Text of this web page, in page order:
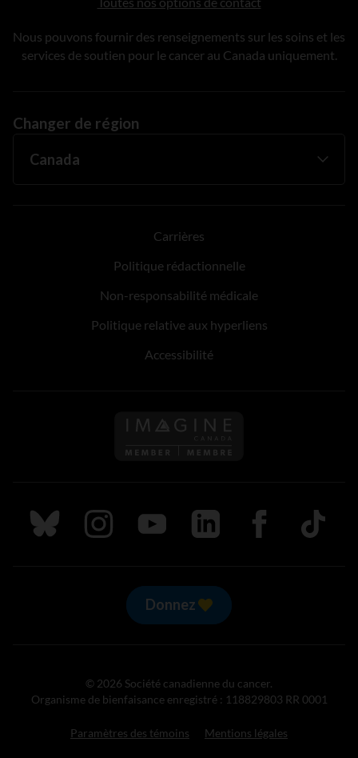
Nous pouvons fournir des renseignements sur les soins et les
services de soutien pour le cancer au Canada uniquement.
Changer de région
Carrières
Politique rédactionnelle
Non-responsabilité médicale
Politique relative aux hyperliens
Accessibilité
Suivez nous sur Bluesky
Suivez nous sur Instagram
Suivez nous sur Youtube
Suivez nous sur LinkedIn
Suivez nous sur
TikTok
Donnez
© 2026 Société canadienne du cancer.
Organisme de bienfaisance enregistré : 118829803 RR 0001
Paramètres des témoins Mentions légales